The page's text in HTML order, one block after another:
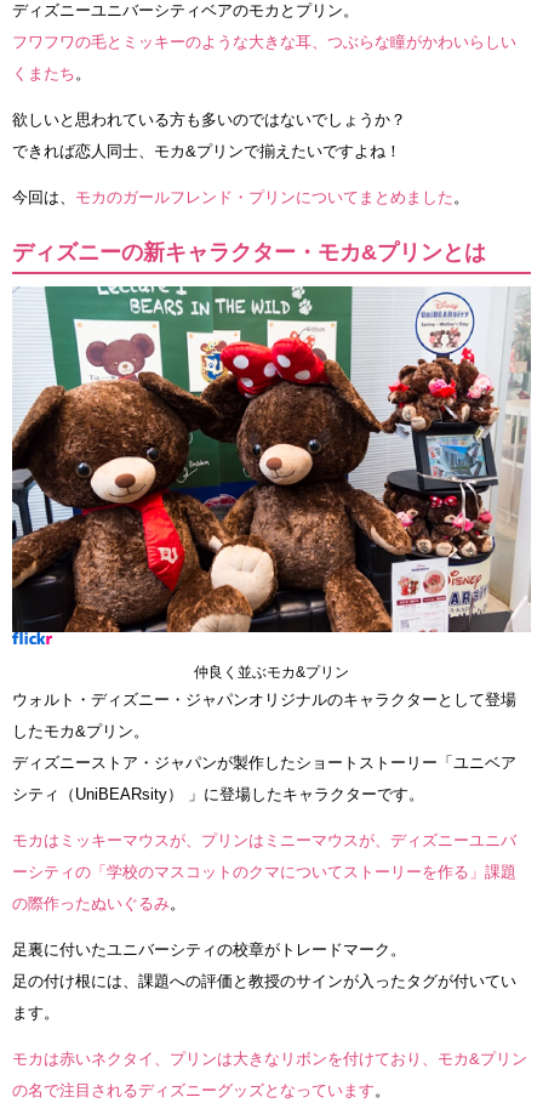
ディズニーユニバーシティベアのモカとプリン。
フワフワの毛とミッキーのような大きな耳、つぶらな瞳がかわいらしい
くまたち。
欲しいと思われている方も多いのではないでしょうか？
できれば恋人同士、モカ&プリンで揃えたいですよね！
今回は、 モカのガールフレンド・プリンについてまとめました。
ディズニーの新キャラクター・モカ&プリンとは
仲良く並ぶモカ&プリン
ウォルト・ディズニー・ジャパンオリジナルのキャラクターとして登場
したモカ&プリン。
ディズニーストア・ジャパンが製作したショートストーリー「ユニベア
シティ（UniBEARsity） 」に登場したキャラクターです。
モカはミッキーマウスが、プリンはミニーマウスが、ディズニーユニバ
ーシティの「学校のマスコットのクマについてストーリーを作る」課題
の際作ったぬいぐるみ。
足裏に付いたユニバーシティの校章がトレードマーク。
足の付け根には、課題への評価と教授のサインが入ったタグが付いてい
ます。
モカは赤いネクタイ、プリンは大きなリボンを付けており、モカ&プリン
の名で注目されるディズニーグッズとなっています。